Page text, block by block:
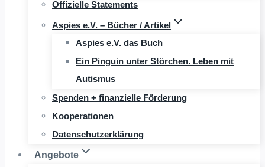
Offizielle Statements
Aspies e.V. – Bücher / Artikel
Aspies e.V. das Buch
Ein Pinguin unter Störchen. Leben mit
Autismus
Spenden + finanzielle Förderung
Kooperationen
Datenschutzerklärung
Angebote